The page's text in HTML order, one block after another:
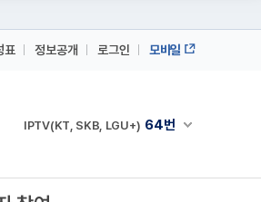
표 정보공개 로그인 모바일
채널안내 펼쳐
IPTV(KT, SKB, LGU+) 64번
IPTV(KT, SKB, LGU+)